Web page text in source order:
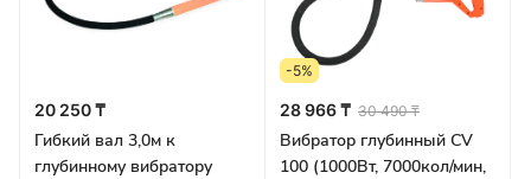
20 250 ₸
Гибкий вал 3,0м к
глубинному вибратору
-5%
28 966 ₸ 30 490 ₸
Вибратор глубинный CV
100 (1000Вт, 7000кол/мин,